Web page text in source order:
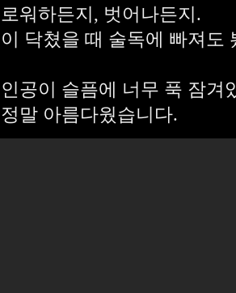
워하든지, 벗어나든지.
닥쳤을 때 술독에 빠져도
공이 슬픔에 너무 푹 잠겨
말 아름다웠습니다.